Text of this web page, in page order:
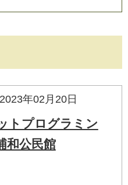
年02月20日
トプログラミン
公民館